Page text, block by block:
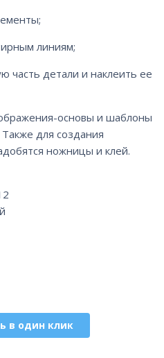
линиям;
часть детали и наклеить ее
основы и шаблоны
для создания
ножницы и клей.
в один клик